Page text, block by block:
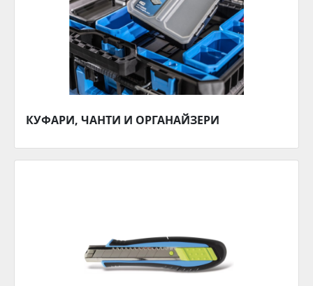
КУФАРИ, ЧАНТИ И ОРГАНАЙЗЕРИ